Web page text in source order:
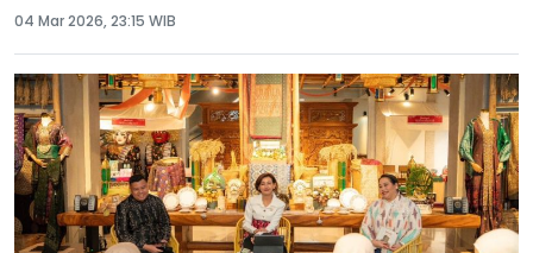
04 Mar 2026, 23:15 WIB